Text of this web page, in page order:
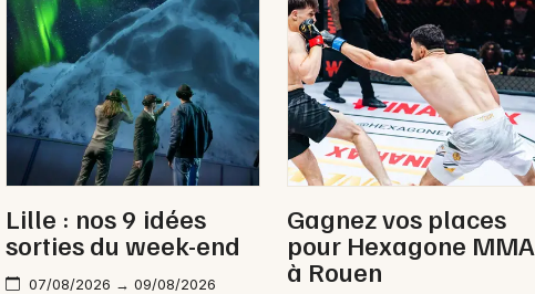
Newsletter des sorties
Artistes en tournée
Actus à Maubeuge
Magazine à Maubeuge
Lille : nos 9 idées
sorties du week-end
07/08/2026 → 09/08/2026
Gagnez vos places
pour Hexagone MMA
à Rouen